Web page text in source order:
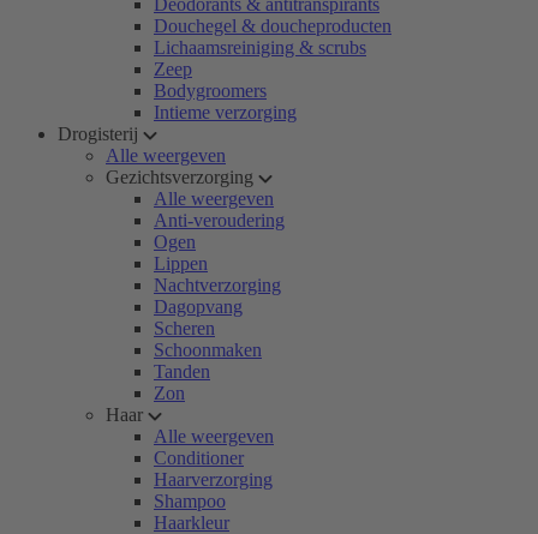
Deodorants & antitranspirants
Douchegel & doucheproducten
Lichaamsreiniging & scrubs
Zeep
Bodygroomers
Intieme verzorging
Drogisterij
Alle weergeven
Gezichtsverzorging
Alle weergeven
Anti-veroudering
Ogen
Lippen
Nachtverzorging
Dagopvang
Scheren
Schoonmaken
Tanden
Zon
Haar
Alle weergeven
Conditioner
Haarverzorging
Shampoo
Haarkleur